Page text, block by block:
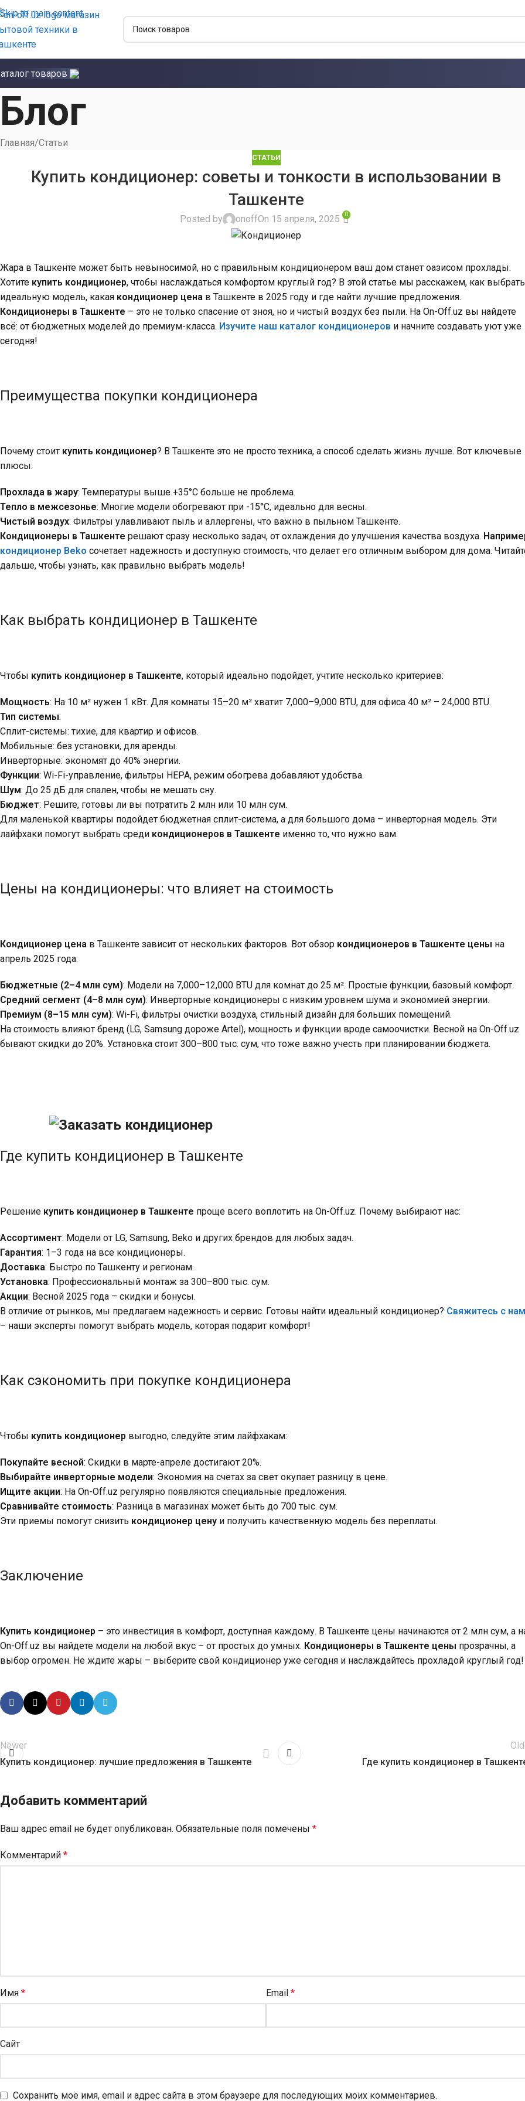
Skip to main content
товаров
Блог
Главная Статьи
СТАТЬИ
Купить кондиционер: советы и тонкости в использовании в
Ташкенте
Posted by onoffOn 15 апреля, 2025 0
Жара в Ташкенте может быть невыносимой, но с правильным кондиционером ваш дом станет оазисом прохлады.
Хотите купить кондиционер, чтобы наслаждаться комфортом круглый год? В этой статье мы расскажем, как выбрать
идеальную модель, какая кондиционер цена в Ташкенте в 2025 году и где найти лучшие предложения.
Кондиционеры в Ташкенте – это не только спасение от зноя, но и чистый воздух без пыли. На On-Off.uz вы найдете
всё: от бюджетных моделей до премиум-класса. Изучите наш каталог кондиционеров и начните создавать уют уже
сегодня!
Преимущества покупки кондиционера
Почему стоит купить кондиционер? В Ташкенте это не просто техника, а способ сделать жизнь лучше. Вот ключевые
плюсы:
Прохлада в жару: Температуры выше +35°C больше не проблема.
Тепло в межсезонье: Многие модели обогревают при -15°C, идеально для весны.
Чистый воздух: Фильтры улавливают пыль и аллергены, что важно в пыльном Ташкенте.
Кондиционеры в Ташкенте решают сразу несколько задач, от охлаждения до улучшения качества воздуха.
кондиционер Beko сочетает надежность и доступную стоимость, что делает его отличным выбором для дома.
дальше, чтобы узнать, как правильно выбрать модель!
Как выбрать кондиционер в Ташкенте
Чтобы купить кондиционер в Ташкенте, который идеально подойдет, учтите несколько критериев:
Мощность: На 10 м² нужен 1 кВт. Для комнаты 15–20 м² хватит 7,000–9,000 BTU, для офиса 40 м² – 24,000 BTU.
Тип системы:
Сплит-системы: тихие, для квартир и офисов.
Мобильные: без установки, для аренды.
Инверторные: экономят до 40% энергии.
Функции: Wi-Fi-управление, фильтры HEPA, режим обогрева добавляют удобства.
Шум: До 25 дБ для спален, чтобы не мешать сну.
Бюджет: Решите, готовы ли вы потратить 2 млн или 10 млн сум.
Для маленькой квартиры подойдет бюджетная сплит-система, а для большого дома – инверторная модель. Эти
лайфхаки помогут выбрать среди кондиционеров в Ташкенте именно то, что нужно вам.
Цены на кондиционеры: что влияет на стоимость
Кондиционер цена в Ташкенте зависит от нескольких факторов. Вот обзор кондиционеров в Ташкенте цены на
апрель 2025 года:
Бюджетные (2–4 млн сум): Модели на 7,000–12,000 BTU для комнат до 25 м². Простые функции, базовый комфорт.
Средний сегмент (4–8 млн сум): Инверторные кондиционеры с низким уровнем шума и экономией энергии.
Премиум (8–15 млн сум): Wi-Fi, фильтры очистки воздуха, стильный дизайн для больших помещений.
На стоимость влияют бренд (LG, Samsung дороже Artel), мощность и функции вроде самоочистки. Весной на On-Off.uz
бывают скидки до 20%. Установка стоит 300–800 тыс. сум, что тоже важно учесть при планировании бюджета.
Где купить кондиционер в Ташкенте
Решение купить кондиционер в Ташкенте проще всего воплотить на On-Off.uz. Почему выбирают нас:
Ассортимент: Модели от LG, Samsung, Beko и других брендов для любых задач.
Гарантия: 1–3 года на все кондиционеры.
Доставка: Быстро по Ташкенту и регионам.
Установка: Профессиональный монтаж за 300–800 тыс. сум.
Акции: Весной 2025 года – скидки и бонусы.
В отличие от рынков, мы предлагаем надежность и сервис. Готовы найти идеальный кондиционер? Свяжитесь с
– наши эксперты помогут выбрать модель, которая подарит комфорт!
Как сэкономить при покупке кондиционера
Чтобы купить кондиционер выгодно, следуйте этим лайфхакам:
Покупайте весной: Скидки в марте-апреле достигают 20%.
Выбирайте инверторные модели: Экономия на счетах за свет окупает разницу в цене.
Ищите акции: На On-Off.uz регулярно появляются специальные предложения.
Сравнивайте стоимость: Разница в магазинах может быть до 700 тыс. сум.
Эти приемы помогут снизить кондиционер цену и получить качественную модель без переплаты.
Заключение
Купить кондиционер – это инвестиция в комфорт, доступная каждому. В Ташкенте цены начинаются от 2 млн сум, а
On-Off.uz вы найдете модели на любой вкус – от простых до умных. Кондиционеры в Ташкенте цены прозрачны, а
выбор огромен. Не ждите жары – выберите свой кондиционер уже сегодня и наслаждайтесь прохладой круглый год!
Newer
Купить кондиционер: лучшие предложения в Ташкенте
Где купить кондиционер в
Добавить комментарий
Ваш адрес email не будет опубликован. Обязательные поля помечены *
Комментарий *
Имя * Email*
Сайт
Сохранить моё имя, email и адрес сайта в этом браузере для последующих моих комментариев.